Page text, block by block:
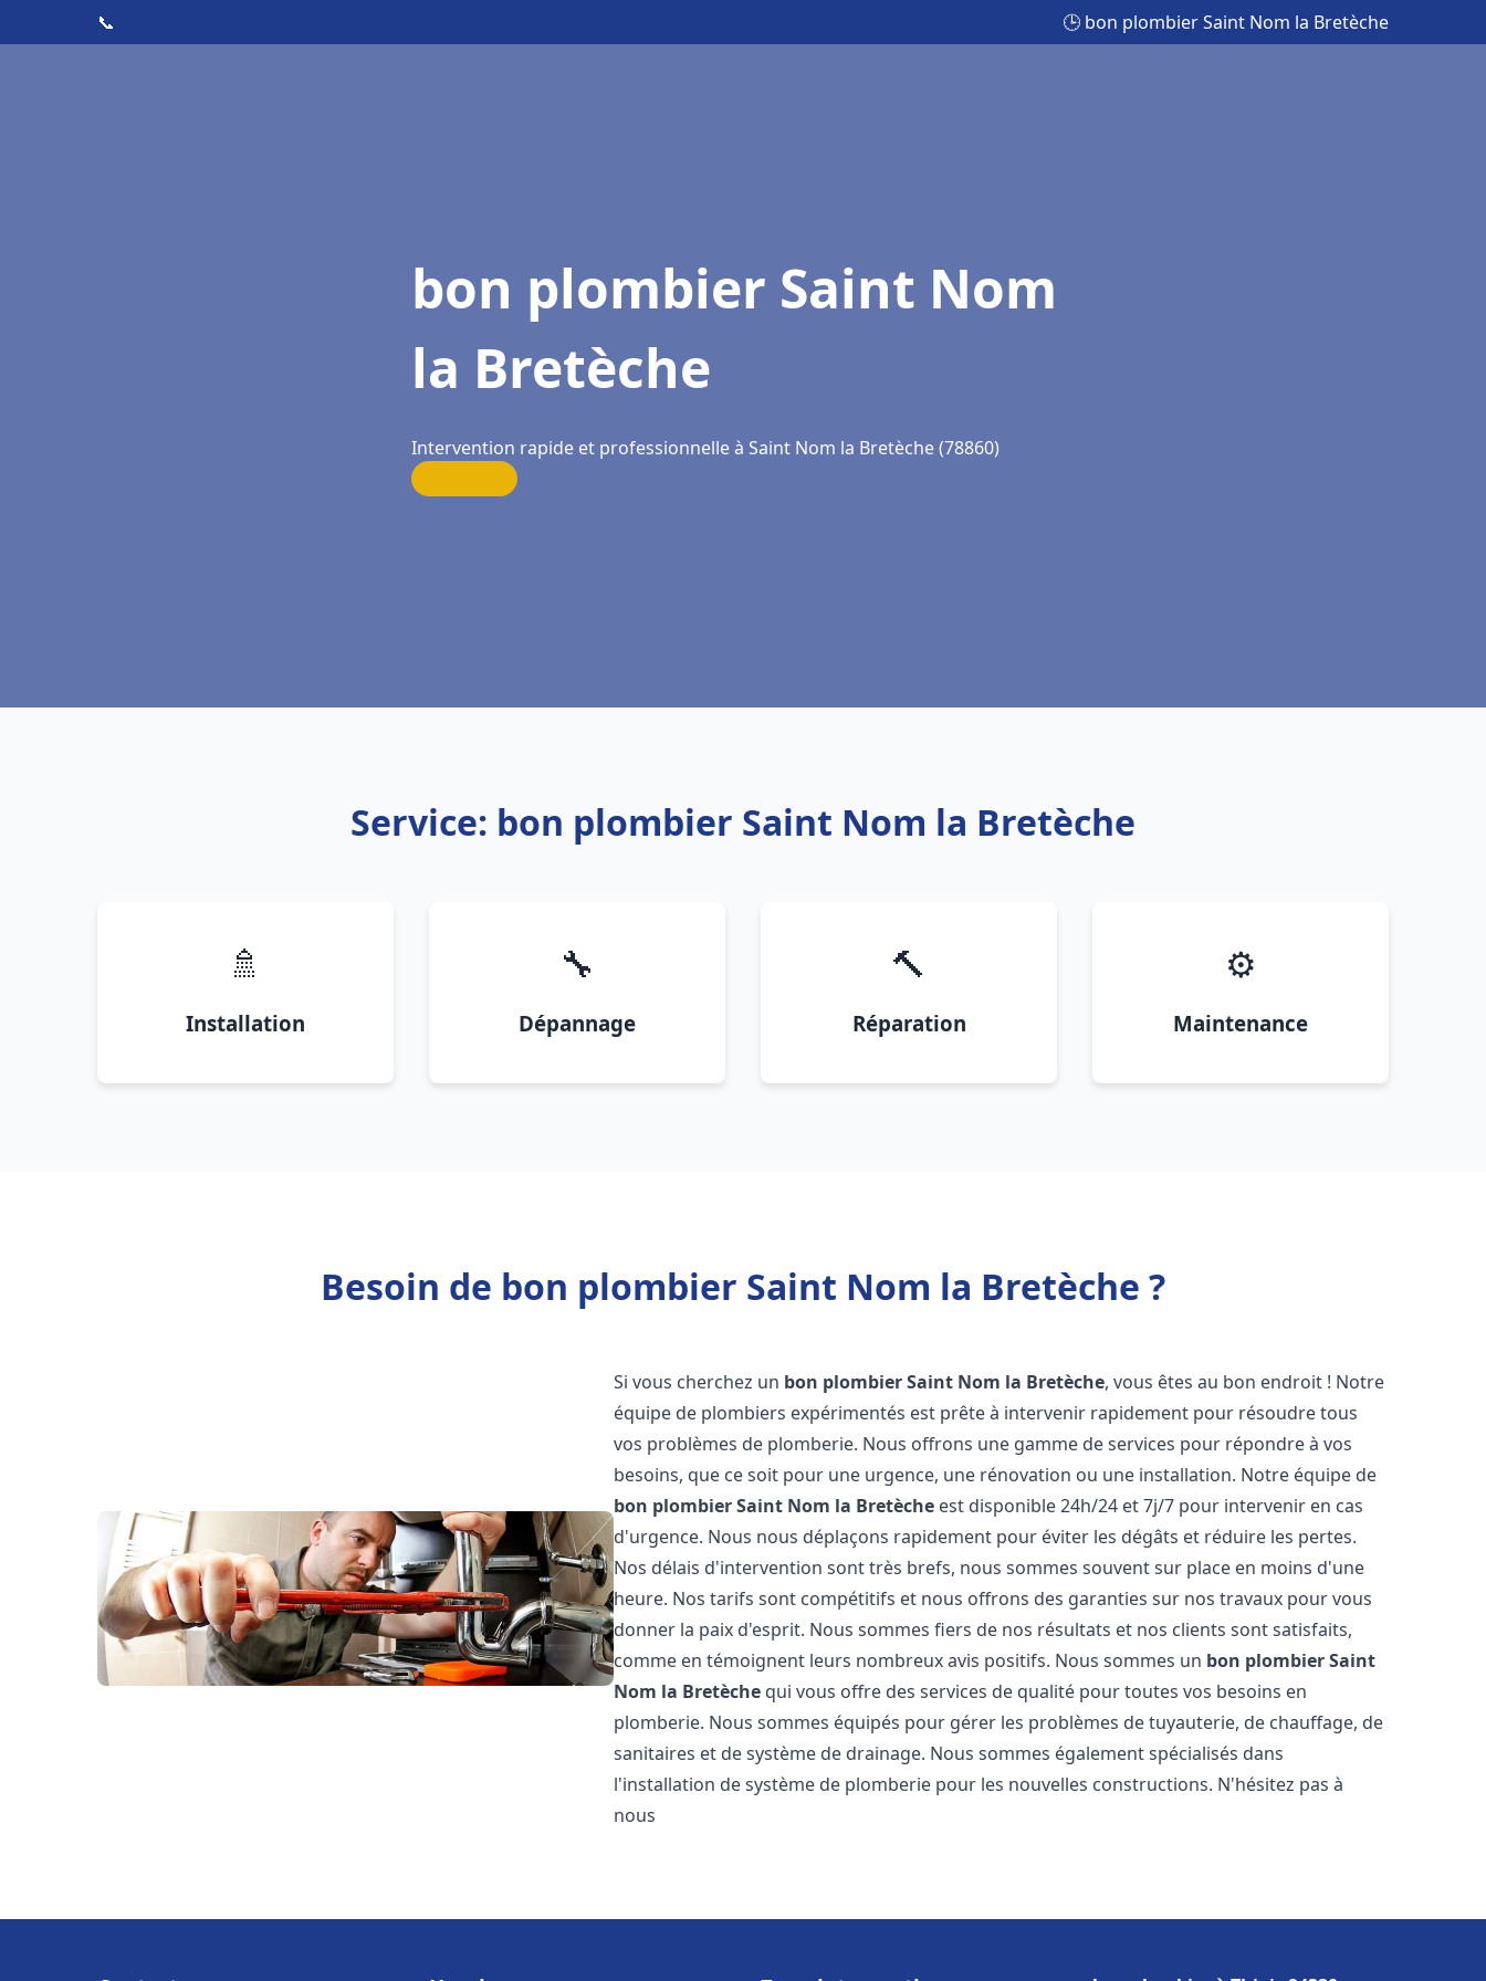
📞 🕒 bon plombier Saint Nom la Bretèche
bon plombier Saint Nom
la Bretèche
Intervention rapide et professionnelle à Saint Nom la Bretèche (78860)
Service: bon plombier Saint Nom la Bretèche
🚿
Installation
🔧
Dépannage
🔨
Réparation
⚙️
Maintenance
Besoin de bon plombier Saint Nom la Bretèche ?
Si vous cherchez un bon plombierSaint Nom la Bretèche, vous êtes au bon endroit ! Notre
équipe de plombiers expérimentés est prête à intervenir rapidement pour résoudre tous
vos problèmes de plomberie. Nous offrons une gamme de services pour répondre à vos
besoins, que ce soit pour une urgence, une rénovation ou une installation. Notre équipe de
bon plombierSaint Nom la Bretèche est disponible 24h/24 et 7j/7 pour intervenir en cas
d'urgence. Nous nous déplaçons rapidement pour éviter les dégâts et réduire les pertes.
Nos délais d'intervention sont très brefs, nous sommes souvent sur place en moins d'une
heure. Nos tarifs sont compétitifs et nous offrons des garanties sur nos travaux pour vous
donner la paix d'esprit. Nous sommes fiers de nos résultats et nos clients sont satisfaits,
comme en témoignent leurs nombreux avis positifs. Nous sommes un bon plombierSaint
Nom la Bretèche qui vous offre des services de qualité pour toutes vos besoins en
plomberie. Nous sommes équipés pour gérer les problèmes de tuyauterie, de chauffage, de
sanitaires et de système de drainage. Nous sommes également spécialisés dans
l'installation de système de plomberie pour les nouvelles constructions. N'hésitez pas à
nous